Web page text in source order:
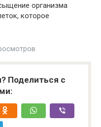
организма
которое
Поделиться с